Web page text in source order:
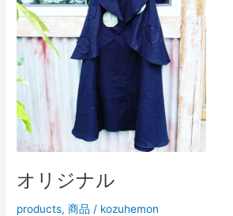
オリジナル
products,商品 / kozuhemon